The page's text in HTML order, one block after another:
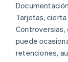
Tarjetas,
Controversias,
puede
retenciones,